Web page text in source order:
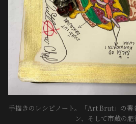
手描きのレシピノート。「Art Brut」の
ン、そして市蔵の肥